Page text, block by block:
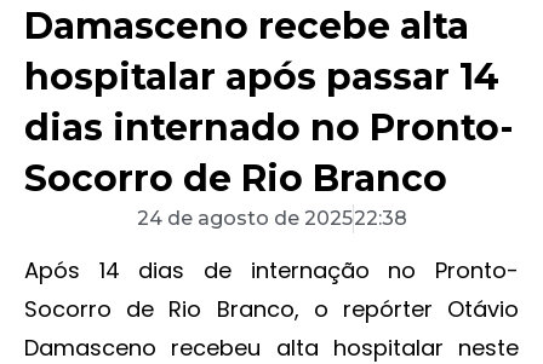
Damasceno recebe alta
hospitalar após passar 14
dias internado no Pronto-
Socorro de Rio Branco
24 de agosto de 202522:38
Após 14 dias de internação no Pronto-
Socorro de Rio Branco, o repórter Otávio
Damasceno recebeu alta hospitalar neste